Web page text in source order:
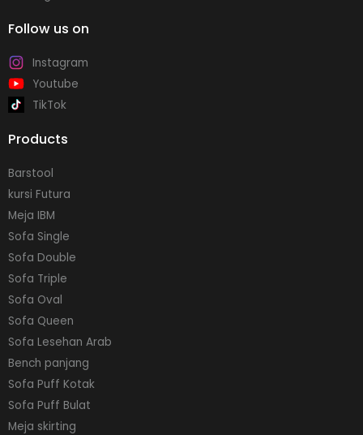
Follow us on
Instagram
Youtube
TikTok
Products
Barstool
kursi Futura
Meja IBM
Sofa Single
Sofa Double
Sofa Triple
Sofa Oval
Sofa Queen
Sofa Lesehan Arab
Bench panjang
Sofa Puff Kotak
Sofa Puff Bulat
Meja skirting